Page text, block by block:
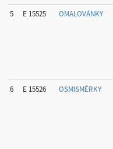
5 E 15525 OMALOVÁNKY
6 E 15526 OSMISMĚRKY